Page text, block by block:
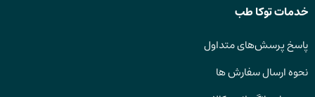
خدمات توکا طب
پاسخ پرسش‌های متداول
نحوه ارسال سفارش ها